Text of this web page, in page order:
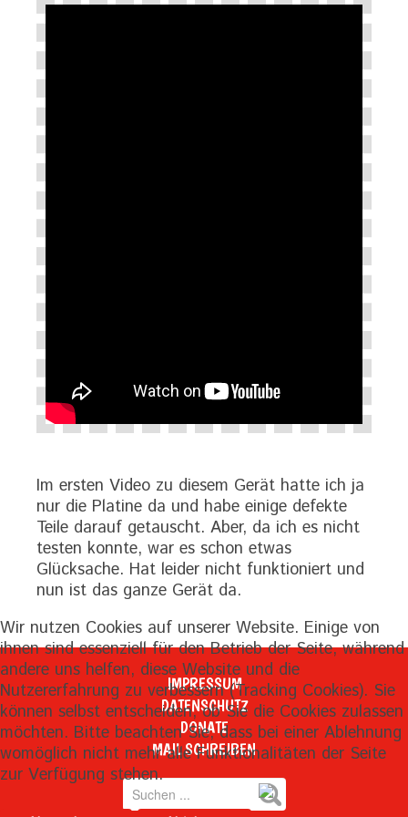
Im ersten Video zu diesem Gerät hatte ich ja
nur die Platine da und habe einige defekte
Teile darauf getauscht. Aber, da ich es nicht
testen konnte, war es schon etwas
Glücksache. Hat leider nicht funktioniert und
nun ist das ganze Gerät da.
IMPRESSUM
DATENSCHUTZ
DONATE
MAIL SCHREIBEN
Suchen
...
Wir nutzen Cookies auf unserer Website. Einige von
ihnen sind essenziell für den Betrieb der Seite, während
andere uns helfen, diese Website und die
Nutzererfahrung zu verbessern (Tracking Cookies). Sie
können selbst entscheiden, ob Sie die Cookies zulassen
möchten. Bitte beachten Sie, dass bei einer Ablehnung
womöglich nicht mehr alle Funktionalitäten der Seite
zur Verfügung stehen.